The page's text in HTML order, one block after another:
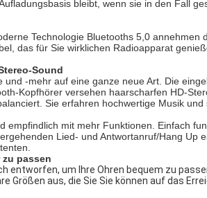
bleibt, wenn sie in den Fall
Technologie Bluetooths 5,0 annehmen
das für Sie wirklichen Radioapparat
Sound
-mehr auf eine ganze neue Art. Die
Kopfhörer versehen haarscharfen HD-
Sie erfahren hochwertige Musik und
empfindlich mit mehr Funktionen. Einfach
Lied- und Antwortanruf/Hang Up
passen
entworfen, um Ihre Ohren bequem zu
Größen aus, die Sie Sie können auf das